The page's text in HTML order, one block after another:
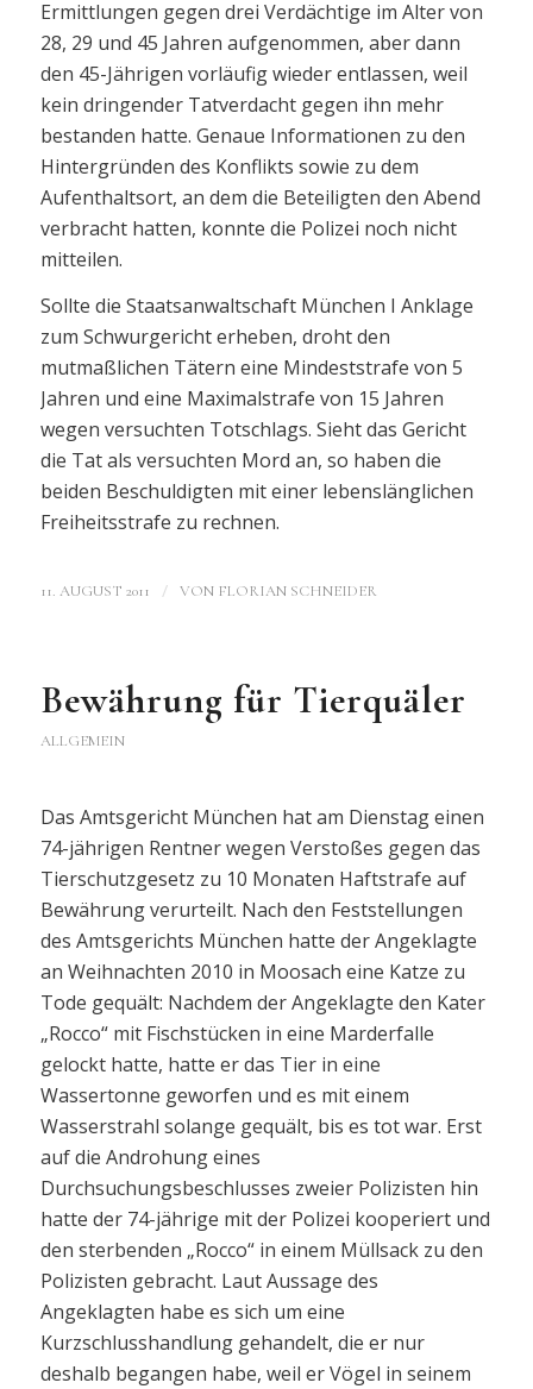
Ermittlungen gegen drei Verdächtige im Alter von
28, 29 und 45 Jahren aufgenommen, aber dann
den 45-Jährigen vorläufig wieder entlassen, weil
kein dringender Tatverdacht gegen ihn mehr
bestanden hatte. Genaue Informationen zu den
Hintergründen des Konflikts sowie zu dem
Aufenthaltsort, an dem die Beteiligten den Abend
verbracht hatten, konnte die Polizei noch nicht
mitteilen.
Sollte die Staatsanwaltschaft München I Anklage
zum Schwurgericht erheben, droht den
mutmaßlichen Tätern eine Mindeststrafe von 5
Jahren und eine Maximalstrafe von 15 Jahren
wegen versuchten Totschlags. Sieht das Gericht
die Tat als versuchten Mord an, so haben die
beiden Beschuldigten mit einer lebenslänglichen
Freiheitsstrafe zu rechnen.
11. AUGUST 2011 / VON FLORIAN SCHNEIDER
Bewährung für Tierquäler
ALLGEMEIN
Das Amtsgericht München hat am Dienstag einen
74-jährigen Rentner wegen Verstoßes gegen das
Tierschutzgesetz zu 10 Monaten Haftstrafe auf
Bewährung verurteilt. Nach den Feststellungen
des Amtsgerichts München hatte der Angeklagte
an Weihnachten 2010 in Moosach eine Katze zu
Tode gequält: Nachdem der Angeklagte den Kater
„Rocco“ mit Fischstücken in eine Marderfalle
gelockt hatte, hatte er das Tier in eine
Wassertonne geworfen und es mit einem
Wasserstrahl solange gequält, bis es tot war. Erst
auf die Androhung eines
Durchsuchungsbeschlusses zweier Polizisten hin
hatte der 74-jährige mit der Polizei kooperiert und
den sterbenden „Rocco“ in einem Müllsack zu den
Polizisten gebracht. Laut Aussage des
Angeklagten habe es sich um eine
Kurzschlusshandlung gehandelt, die er nur
deshalb begangen habe, weil er Vögel in seinem